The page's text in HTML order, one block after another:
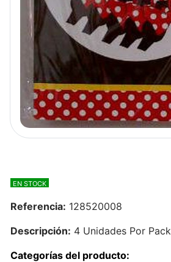
EN STOCK
Referencia: 128520008
Descripción: 4 Unidades Por Pack
Categorías del producto: